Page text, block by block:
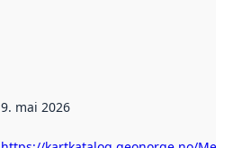
9. mai 2026